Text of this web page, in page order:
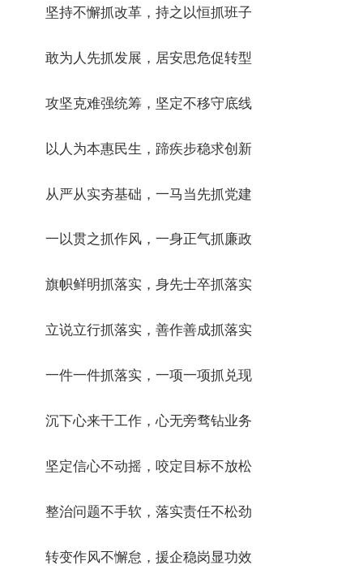
坚持不懈抓改革，持之以恒抓班子
敢为人先抓发展，居安思危促转型
攻坚克难强统筹，坚定不移守底线
以人为本惠民生，蹄疾步稳求创新
从严从实夯基础，一马当先抓党建
一以贯之抓作风，一身正气抓廉政
旗帜鲜明抓落实，身先士卒抓落实
立说立行抓落实，善作善成抓落实
一件一件抓落实，一项一项抓兑现
沉下心来干工作，心无旁骛钻业务
坚定信心不动摇，咬定目标不放松
整治问题不手软，落实责任不松劲
转变作风不懈怠，援企稳岗显功效